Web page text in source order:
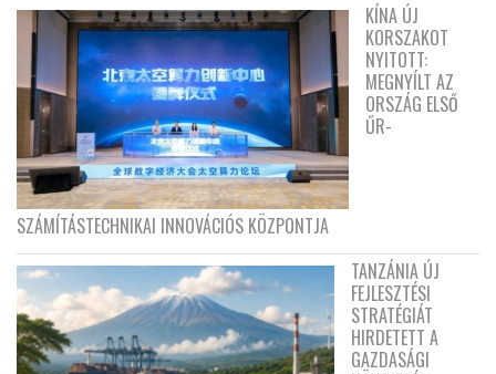
KÍNA ÚJ
KORSZAKOT
NYITOTT:
MEGNYÍLT AZ
ORSZÁG ELSŐ
ŰR-
SZÁMÍTÁSTECHNIKAI INNOVÁCIÓS KÖZPONTJA
TANZÁNIA ÚJ
FEJLESZTÉSI
STRATÉGIÁT
HIRDETETT A
GAZDASÁGI